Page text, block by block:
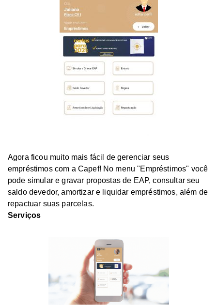
Agora ficou muito mais fácil de gerenciar seus
empréstimos com a Capef! No menu "Empréstimos" você
pode simular e gravar propostas de EAP, consultar seu
saldo devedor, amortizar e liquidar empréstimos, além de
repactuar suas parcelas.
Serviços